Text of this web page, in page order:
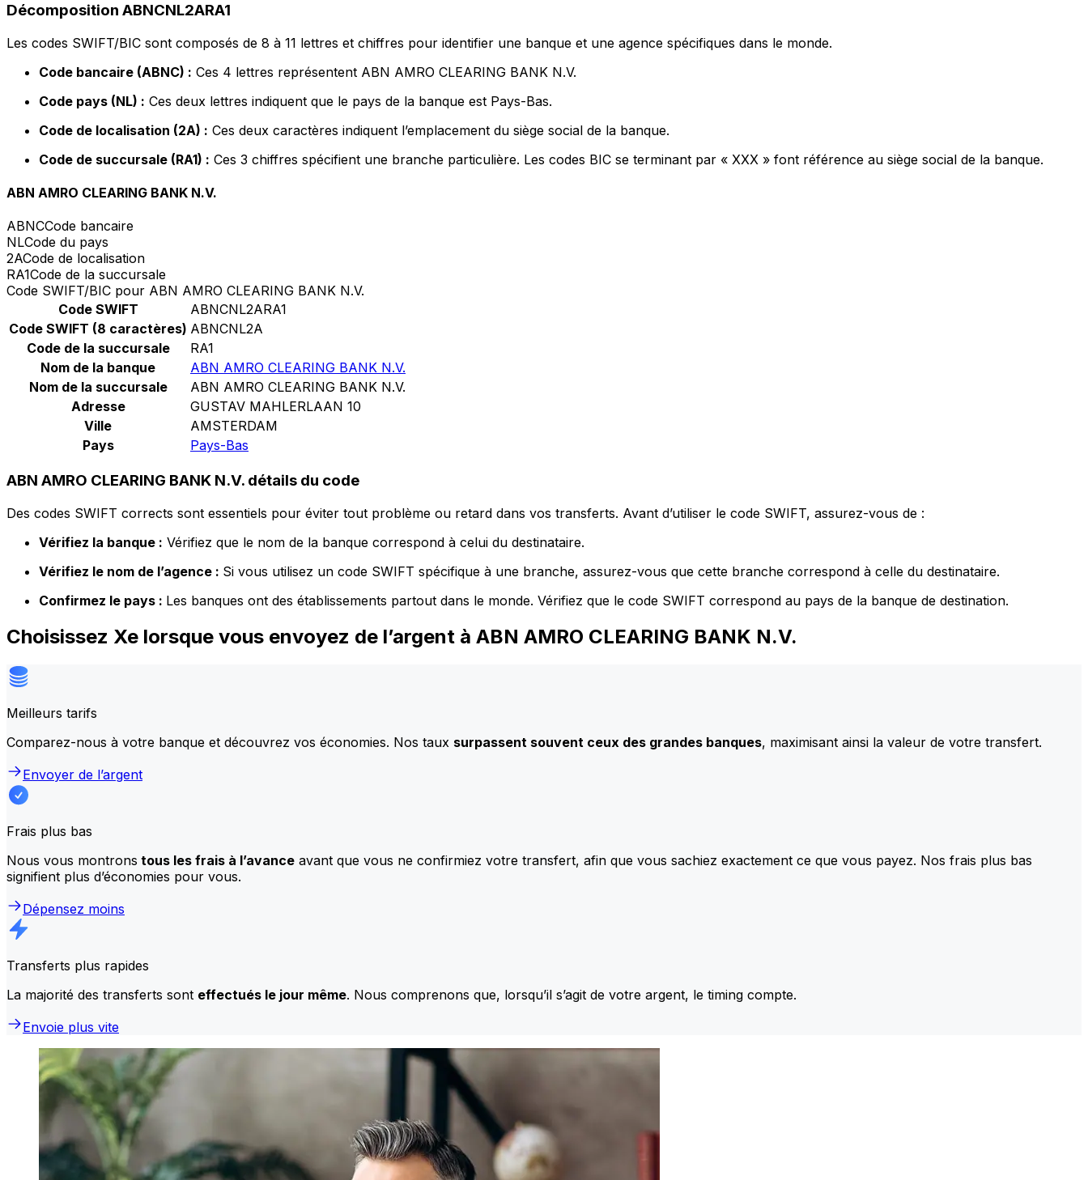
Décomposition ABNCNL2ARA1
Les codes SWIFT/BIC sont composés de 8 à 11 lettres et chiffres pour identifier une banque et une agence spécifiques dans le monde.
Code bancaire (ABNC) : Ces 4 lettres représentent ABN AMRO CLEARING BANK N.V.
Code pays (NL) : Ces deux lettres indiquent que le pays de la banque est Pays-Bas.
Code de localisation (2A) : Ces deux caractères indiquent l’emplacement du siège social de la banque.
Code de succursale (RA1) : Ces 3 chiffres spécifient une branche particulière. Les codes BIC se terminant par « XXX » font référence au siège social de la banque.
ABN AMRO CLEARING BANK N.V.
ABNCCode bancaire
NLCode du pays
2ACode de localisation
RA1Code de la succursale
Code SWIFT/BIC pour ABN AMRO CLEARING BANK N.V.
Code SWIFT
ABNCNL2ARA1
Code SWIFT (8 caractères) ABNCNL2A
Code de la succursale
RA1
Nom de la banque
ABN AMRO CLEARING BANK N.V.
Nom de la succursale
ABN AMRO CLEARING BANK N.V.
Adresse
GUSTAV MAHLERLAAN 10
Ville
AMSTERDAM
Pays
Pays-Bas
ABN AMRO CLEARING BANK N.V. détails du code
Des codes SWIFT corrects sont essentiels pour éviter tout problème ou retard dans vos transferts. Avant d’utiliser le code SWIFT, assurez-vous de :
Vérifiez la banque : Vérifiez que le nom de la banque correspond à celui du destinataire.
Vérifiez le nom de l’agence : Si vous utilisez un code SWIFT spécifique à une branche, assurez-vous que cette branche correspond à celle du destinataire.
Confirmez le pays : Les banques ont des établissements partout dans le monde. Vérifiez que le code SWIFT correspond au pays de la banque de destination.
Choisissez Xe lorsque vous envoyez de l’argent à ABN AMRO CLEARING BANK N.V.
Meilleurs tarifs
Comparez-nous à votre banque et découvrez vos économies. Nos taux surpassent souvent ceux des grandes banques, maximisant ainsi la valeur de votre transfert.
Envoyer de l’argent
Frais plus bas
Nous vous montrons tous les frais à l’avance avant que vous ne confirmiez votre transfert, afin que vous sachiez exactement ce que vous payez. Nos frais plus bas
signifient plus d’économies pour vous.
Dépensez moins
Transferts plus rapides
La majorité des transferts sont effectués le jour même. Nous comprenons que, lorsqu’il s’agit de votre argent, le timing compte.
Envoie plus vite